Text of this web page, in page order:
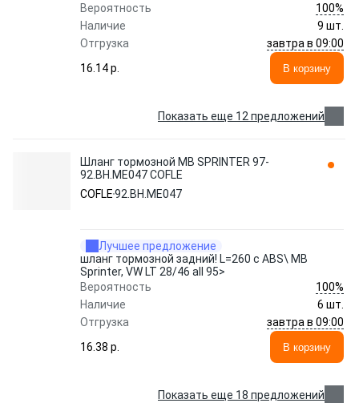
Вероятность
100%
Наличие
9 шт.
Отгрузка
завтра в 09:00
16.14 p.
В корзину
Показать еще 12 предложений
Шланг тормозной MB SPRINTER 97-
92.BH.ME047 COFLE
COFLE92.BH.ME047
Лучшее предложение
шланг тормозной задний! L=260 с ABS\ MB
Sprinter, VW LT 28/46 all 95>
Вероятность
100%
Наличие
6 шт.
Отгрузка
завтра в 09:00
16.38 p.
В корзину
Показать еще 18 предложений